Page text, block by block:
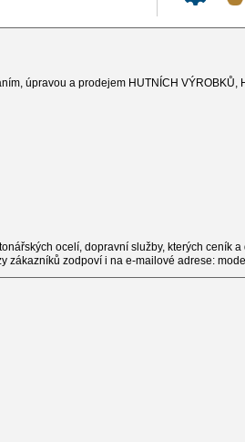
úpravou a prodejem HUTNÍCH VÝROBKŮ,
ocelí, dopravní služby, kterých ceník
zákazníků zodpoví i na e-mailové adrese: